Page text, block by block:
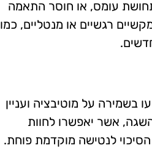
תחושת עומס, או חוסר התאמה
רגשיים או מנטליים, כמו
על מוטיבציה ועניין
אשר יאפשרו לחוות
לנטישה מוקדמת פוחת.